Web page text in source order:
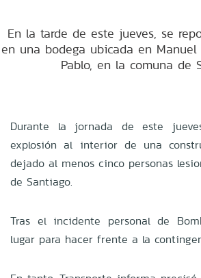
En la tarde de este jueves, se
en una bodega ubicada en Manuel
Pablo, en la comuna de
Durante la jornada de este
explosión al interior de una
dejado al menos cinco personas
de Santiago.
Tras el incidente personal de
lugar para hacer frente a la